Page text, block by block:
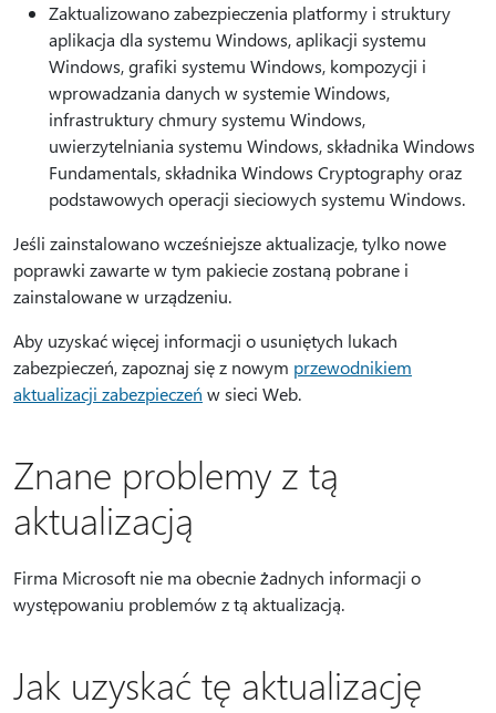
Zaktualizowano zabezpieczenia platformy i struktury
aplikacja dla systemu Windows, aplikacji systemu
Windows, grafiki systemu Windows, kompozycji i
wprowadzania danych w systemie Windows,
infrastruktury chmury systemu Windows,
uwierzytelniania systemu Windows, składnika Windows
Fundamentals, składnika Windows Cryptography oraz
podstawowych operacji sieciowych systemu Windows.
Jeśli zainstalowano wcześniejsze aktualizacje, tylko nowe
poprawki zawarte w tym pakiecie zostaną pobrane i
zainstalowane w urządzeniu.
Aby uzyskać więcej informacji o usuniętych lukach
zabezpieczeń, zapoznaj się z nowym przewodnikiem
aktualizacji zabezpieczeń w sieci Web.
Znane problemy z tą
aktualizacją
Firma Microsoft nie ma obecnie żadnych informacji o
występowaniu problemów z tą aktualizacją.
Jak uzyskać tę aktualizację